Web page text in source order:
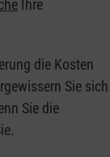
Ihre
die Kosten
Sie sich
Sie die